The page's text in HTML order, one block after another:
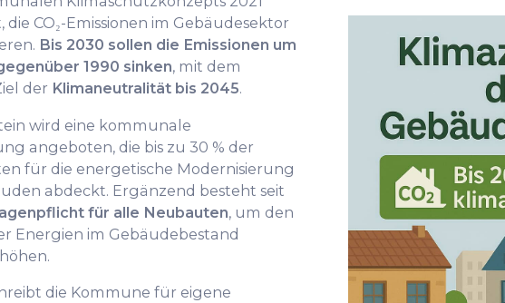
CO₂-Emissionen im Gebäudesektor
Bis 2030 sollen die Emissionen um
1990 sinken, mit dem
der Klimaneutralität bis 2045.
wird eine kommunale
angeboten, die bis zu 30 % der
für die energetische Modernisierung
abdeckt. Ergänzend besteht seit
für alle Neubauten, um den
Energien im Gebäudebestand
die Kommune für eigene